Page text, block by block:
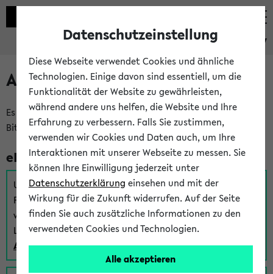
eKVV
Anmeldung am eKVV
Es gibt mehrere Möglichkeiten zur Anmeldung am eKVV.
Bitte wählen Sie die für Sie richtige aus:
eKVV für Studierende
Um sich einen Stundenplan zu erstellen und alle weiteren
Funktionen des eKVVs für Studierende zu nutzen,
verwenden Sie diesen Link zur Anmeldung über Ihr Uni
Login:
Anmeldung zum eKVV der Studierenden
Datenschutzeinstellung
Diese Webseite verwendet Cookies und ähnliche
Technologien. Einige davon sind essentiell, um die
Funktionalität der Website zu gewährleisten,
während andere uns helfen, die Website und Ihre
Erfahrung zu verbessern. Falls Sie zustimmen,
verwenden wir Cookies und Daten auch, um Ihre
Interaktionen mit unserer Webseite zu messen. Sie
können Ihre Einwilligung jederzeit unter
Datenschutzerklärung einsehen und mit der
Wirkung für die Zukunft widerrufen. Auf der Seite
finden Sie auch zusätzliche Informationen zu den
verwendeten Cookies und Technologien.
Alle akzeptieren